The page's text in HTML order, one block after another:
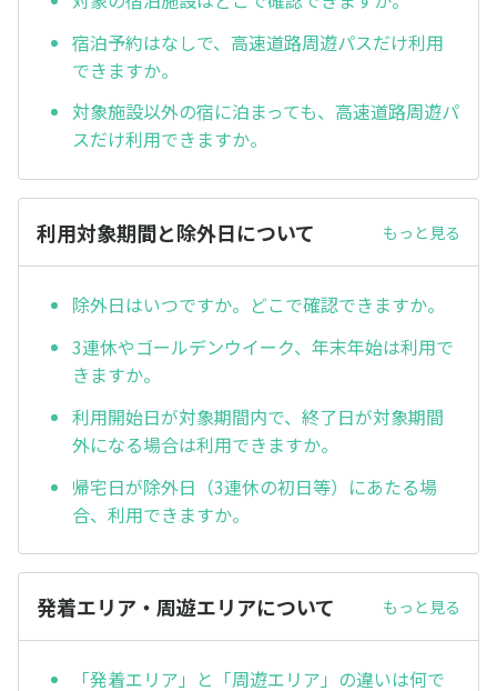
宿泊予約はなしで、高速道路周遊パスだけ利用
できますか。
対象施設以外の宿に泊まっても、高速道路周遊パ
スだけ利用できますか。
利用対象期間と除外日について もっと見る
除外日はいつですか。どこで確認できますか。
3連休やゴールデンウイーク、年末年始は利用で
きますか。
利用開始日が対象期間内で、終了日が対象期間
外になる場合は利用できますか。
帰宅日が除外日（3連休の初日等）にあたる場
合、利用できますか。
発着エリア・周遊エリアについて もっと見る
「発着エリア」と「周遊エリア」の違いは何で